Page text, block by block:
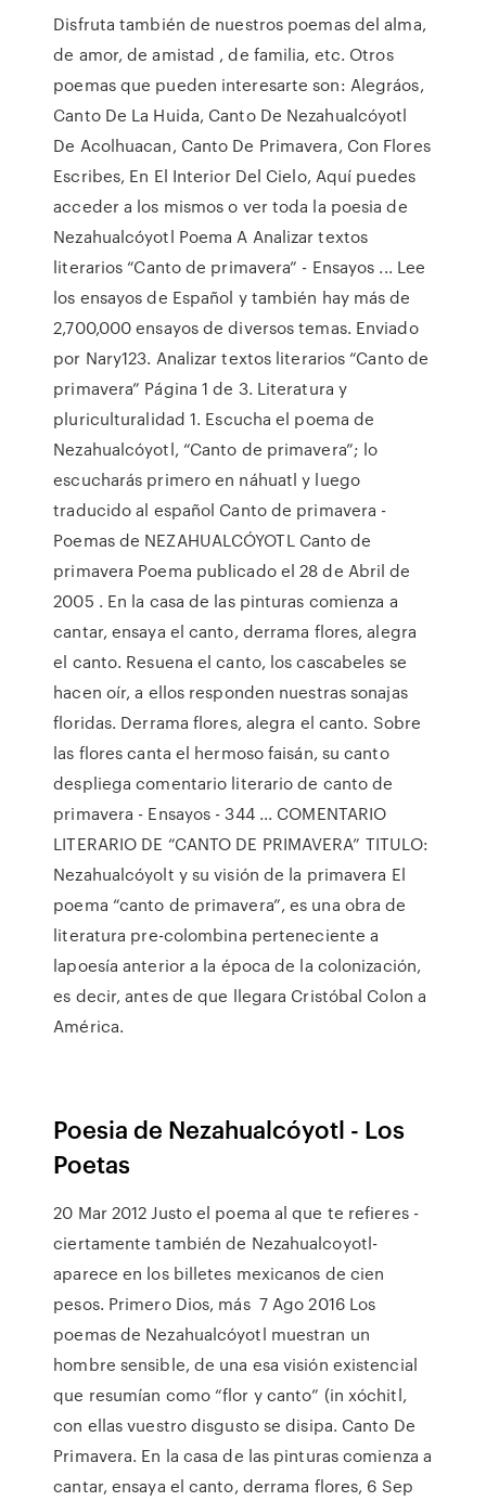
Disfruta también de nuestros poemas del alma,
de amor, de amistad , de familia, etc. Otros
poemas que pueden interesarte son: Alegráos,
Canto De La Huida, Canto De Nezahualcóyotl
De Acolhuacan, Canto De Primavera, Con Flores
Escribes, En El Interior Del Cielo, Aquí puedes
acceder a los mismos o ver toda la poesia de
Nezahualcóyotl Poema A Analizar textos
literarios “Canto de primavera” - Ensayos ... Lee
los ensayos de Español y también hay más de
2,700,000 ensayos de diversos temas. Enviado
por Nary123. Analizar textos literarios “Canto de
primavera” Página 1 de 3. Literatura y
pluriculturalidad 1. Escucha el poema de
Nezahualcóyotl, “Canto de primavera”; lo
escucharás primero en náhuatl y luego
traducido al español Canto de primavera -
Poemas de NEZAHUALCÓYOTL Canto de
primavera Poema publicado el 28 de Abril de
2005 . En la casa de las pinturas comienza a
cantar, ensaya el canto, derrama flores, alegra
el canto. Resuena el canto, los cascabeles se
hacen oír, a ellos responden nuestras sonajas
floridas. Derrama flores, alegra el canto. Sobre
las flores canta el hermoso faisán, su canto
despliega comentario literario de canto de
primavera - Ensayos - 344 ... COMENTARIO
LITERARIO DE “CANTO DE PRIMAVERA” TITULO:
Nezahualcóyolt y su visión de la primavera El
poema “canto de primavera”, es una obra de
literatura pre-colombina perteneciente a
lapoesía anterior a la época de la colonización,
es decir, antes de que llegara Cristóbal Colon a
América.
Poesia de Nezahualcóyotl - Los
Poetas
20 Mar 2012 Justo el poema al que te refieres -
ciertamente también de Nezahualcoyotl-
aparece en los billetes mexicanos de cien
pesos. Primero Dios, más 7 Ago 2016 Los
poemas de Nezahualcóyotl muestran un
hombre sensible, de una esa visión existencial
que resumían como “flor y canto” (in xóchitl,
con ellas vuestro disgusto se disipa. Canto De
Primavera. En la casa de las pinturas comienza a
cantar, ensaya el canto, derrama flores, 6 Sep